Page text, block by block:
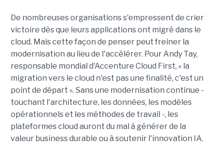
De nombreuses organisations s'empressent de crier
victoire dès que leurs applications ont migré dans le
cloud. Mais cette façon de penser peut freiner la
modernisation au lieu de l'accélérer. Pour Andy Tay,
responsable mondial d'Accenture Cloud First, « la
migration vers le cloud n'est pas une finalité, c'est un
point de départ ». Sans une modernisation continue -
touchant l'architecture, les données, les modèles
opérationnels et les méthodes de travail -, les
plateformes cloud auront du mal à générer de la
valeur business durable ou à soutenir l'innovation IA.